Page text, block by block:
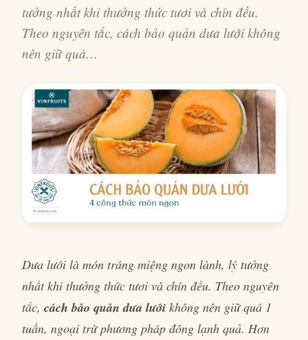
tưởng nhất khi thưởng thức tươi và chín đều.
Theo nguyên tắc, cách bảo quản dưa lưới không
nên giữ quá…
Dưa lưới là món tráng miệng ngon lành, lý tưởng
nhất khi thưởng thức tươi và chín đều. Theo nguyên
tắc, cách bảo quản dưa lưới không nên giữ quá 1
tuần, ngoại trừ phương pháp đông lạnh quả. Hơn